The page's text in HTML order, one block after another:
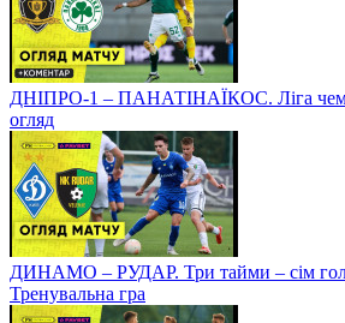
ДНІПРО-1 – ПАНАТІНАЇКОС. Ліга
огляд
ДИНАМО – РУДАР. Три тайми – сім
Тренувальна гра